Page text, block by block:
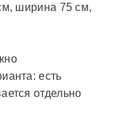
ширина 75 см,
есть
отдельно